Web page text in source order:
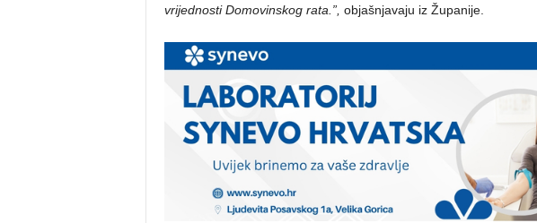
vrijednosti Domovinskog rata.”, objašnjavaju iz Županije.